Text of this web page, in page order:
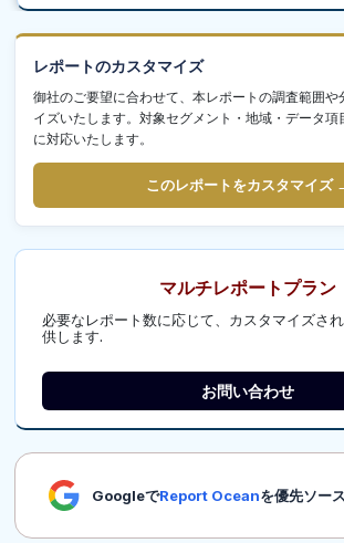
レポートのカスタマイズ
御社のご要望に合わせて、本レポートの調査範囲や
イズいたします。対象セグメント・地域・データ項
に対応いたします。
このレポートをカスタマイズ
マルチレポートプラン
必要なレポート数に応じて、カスタマイズさ
供します.
お問い合わせ
GoogleでReport Oceanを優先ソー